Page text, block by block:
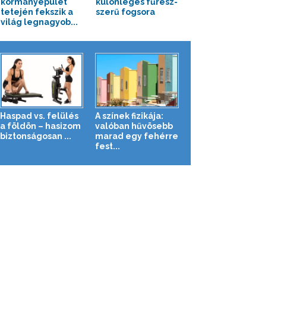
tetején fekszik a
világ legnagyob...
szerű fogsora
Haspad vs. felülés
a földön – hasizom
biztonságosan ...
A színek fizikája:
valóban hűvösebb
marad egy fehérre
fest...